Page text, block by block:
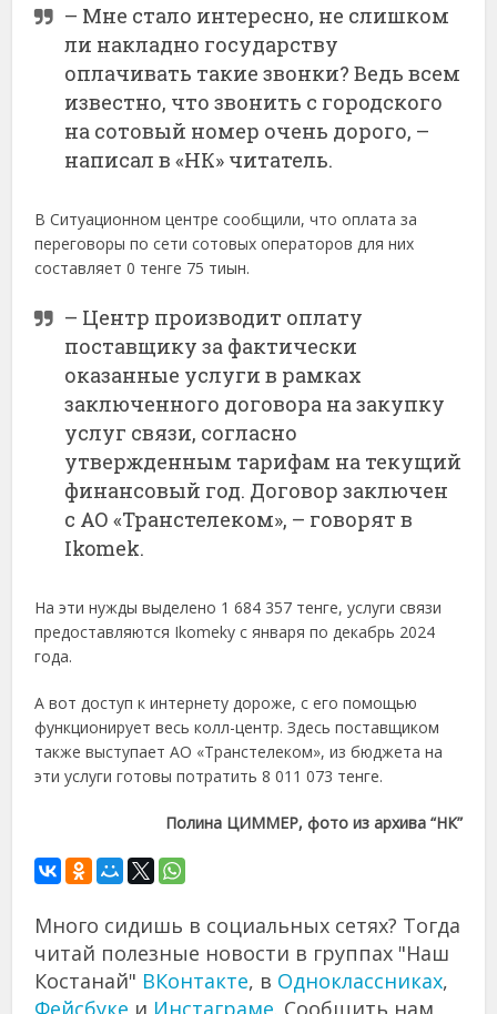
– Мне стало интересно, не слишком
ли накладно государству
оплачивать такие звонки? Ведь всем
известно, что звонить с городского
на сотовый номер очень дорого, –
написал в «НК» читатель.
В Ситуационном центре сообщили, что оплата за
переговоры по сети сотовых операторов для них
составляет 0 тенге 75 тиын.
– Центр производит оплату
поставщику за фактически
оказанные услуги в рамках
заключенного договора на закупку
услуг связи, согласно
утвержденным тарифам на текущий
финансовый год. Договор заключен
с АО «Транстелеком», – говорят в
Ikomek.
На эти нужды выделено 1 684 357 тенге, услуги связи
предоставляются Ikomekу с января по декабрь 2024
года.
А вот доступ к интернету дороже, с его помощью
функционирует весь колл-центр. Здесь поставщиком
также выступает АО «Транстелеком», из бюджета на
эти услуги готовы потратить 8 011 073 тенге.
Полина ЦИММЕР, фото из архива “НК”
Много сидишь в социальных сетях? Тогда
читай полезные новости в группах "Наш
Костанай" ВКонтакте, в Одноклассниках,
Фейсбуке и Инстаграме . Сообщить нам